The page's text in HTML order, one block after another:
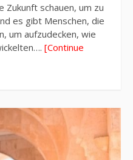
Zukunft schauen, um zu
es gibt Menschen, die
um aufzudecken, wie
[Continue